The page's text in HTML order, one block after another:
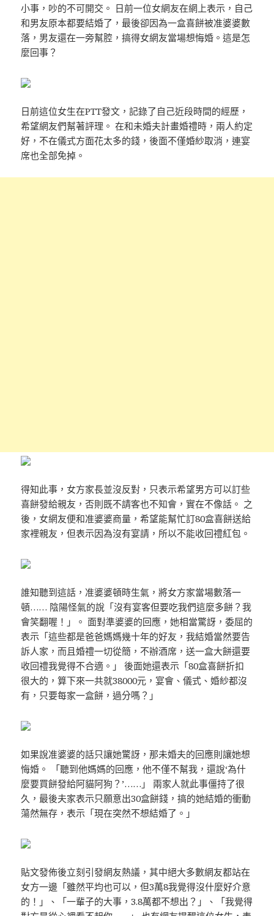
小事，吵的不可開交。 日前一位女網友在網上表示，自己
和男友原本都要結婚了，最後卻因為一盒喜餅被准婆婆數
落，男友還在一旁幫腔，搞得女網友當場想悔婚。這是怎
麼回事？
日前這位女生在PTT發文，記錄了自己近段時間的經歷，
希望網友們幫著評理。 在和未婚夫計畫婚禮時，兩人約定
好，不在儀式方面花太多的錢，後面不僅婚紗取消，連宴
席也全部免掉。
得知此事，女方家長並沒反對，只表示希望男方可以訂些
喜餅發給親友，否則既不請客也不知會，實在不像話。 之
後，女網友便和准婆婆商量，希望能幫忙訂80盒喜餅送給
家裡親友，但表示因為沒有宴請，所以不能收回禮紅包。
誰知聽到這話，准婆婆頓時生氣，將女方家當場數落一
頓…… 陰陽怪氣的說「沒有宴客但要吃我們這麼多餅？我
會笑翻喔！」。 面對準婆婆的回應，她相當驚訝，委屈的
表示「這些都是爸爸媽媽幾十年的好友，我結婚當然要告
訴人家，而且婚禮一切從簡，不辦酒席，送一盒大餅還要
收回禮我覺得不合適。」 後面她還表示「80盒喜餅折扣
很大的，算下來一共就38000元，宴會、儀式、婚紗都沒
有，只要每家一盒餅，過分嗎？」
如果說准婆婆的話只讓她驚訝，那未婚夫的回應則讓她想
悔婚。 「聽到他媽媽的回應，他不僅不幫我，還說‘為什
麼要買餅發給阿貓阿狗？’……」 兩家人就此事僵持了很
久，最後夫家表示只願意出30盒餅錢，搞的她結婚的衝動
蕩然無存，表示「現在突然不想結婚了。」
貼文發佈後立刻引發網友熱議，其中絕大多數網友都站在
女方一邊「雖然平均也可以，但3萬8我覺得沒什麼好介意
的！」、「一輩子的大事，3.8萬都不想出？」、「我覺得